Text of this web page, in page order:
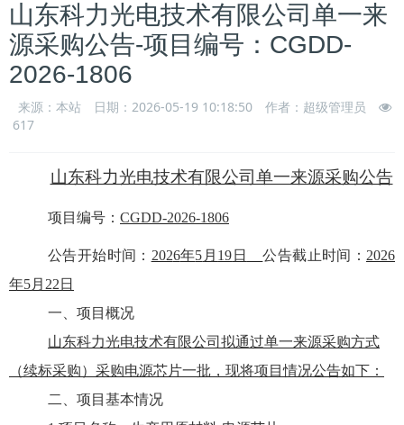
山东科力光电技术有限公司单一来
源采购公告-项目编号：CGDD-
2026-1806
来源：本站 日期：2026-05-19 10:18:50
作者：超级管理员
617
山东科力光电技术有限公司单一来源采购公告
项目编号： CGDD-2026-1806
公告开始时间： 2026年5 月 19 日 公告截止时间： 2026
年5月 22 日
一、项目概况
山东科力光电技术有限公司拟通过单一来源采购方式
（续标采购） 采购电源芯片一批 ，现将项目情况公告如下：
二、项目基本情况